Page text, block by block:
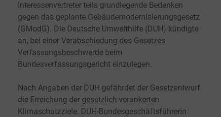
Interessenvertreter teils grundlegende Bedenken
gegen das geplante Gebäudemodernisierungsgesetz
(GModG). Die Deutsche Umwelthilfe (DUH) kündigte
an, bei einer Verabschiedung des Gesetzes
Verfassungsbeschwerde beim
Bundesverfassungsgericht einzulegen.
Nach Angaben der DUH gefährdet der Gesetzentwurf
die Erreichung der gesetzlich verankerten
Klimaschutzziele. DUH-Bundesgeschäftsführerin